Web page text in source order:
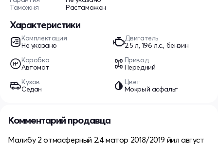
Таможня
Растаможен
Характеристики
Комплектация
Не указано
Двигатель
2.5 л, 196 л.с., бензин
Коробка
Автомат
Привод
Передний
Кузов
Седан
Цвет
Мокрый асфальт
Комментарий продавца
Малибу 2 отмасферный 2.4 матор 2018/2019 йил август